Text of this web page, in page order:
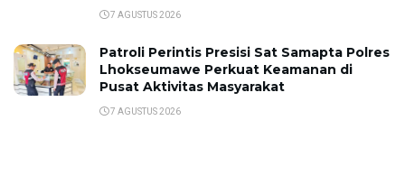
7 AGUSTUS 2026
Patroli Perintis Presisi Sat Samapta Polres
Lhokseumawe Perkuat Keamanan di
Pusat Aktivitas Masyarakat
7 AGUSTUS 2026